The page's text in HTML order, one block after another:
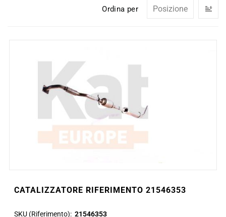
Ordina per
CATALIZZATORE RIFERIMENTO 21546353
SKU (Riferimento) 21546353